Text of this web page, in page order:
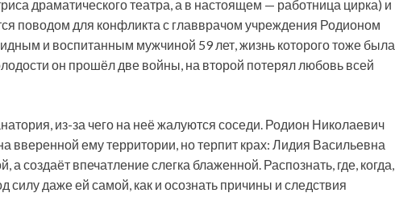
драматического театра, а в настоящем — работница цирка) и
поводом для конфликта с главврачом учреждения Родионом
и воспитанным мужчиной 59 лет, жизнь которого тоже была
он прошёл две войны, на второй потерял любовь всей
из-за чего на неё жалуются соседи. Родион Николаевич
вверенной ему территории, но терпит крах: Лидия Васильевна
а создаёт впечатление слегка блаженной. Распознать, где, когда,
силу даже ей самой, как и осознать причины и следствия